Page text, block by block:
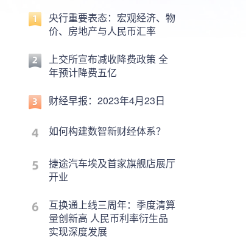
央行重要表态：宏观经济、物
价、房地产与人民币汇率
上交所宣布减收降费政策 全
年预计降费五亿
财经早报：2023年4月23日
如何构建数智新财经体系？
捷途汽车埃及首家旗舰店展厅
开业
互换通上线三周年：季度清算
量创新高 人民币利率衍生品
实现深度发展